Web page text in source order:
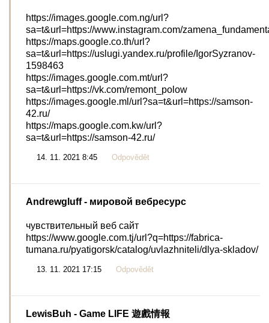
https://images.google.com.ng/url?
sa=t&url=https://www.instagram.com/
https://maps.google.co.th/url?
sa=t&url=https://uslugi.yandex.ru/profile/IgorSyzranov-
1598463
https://images.google.com.mt/url?
sa=t&url=https://vk.com/remont_polow
https://images.google.ml/url?sa=t&url=https://samson-
42.ru/
https://maps.google.com.kw/url?
sa=t&url=https://samson-42.ru/
14. 11. 2021 8:45 Odpovědět
Andrewgluff- мировой вебресурс
чувствительный веб сайт
https://www.google.com.tj/url?q=https://fabrica-
tumana.ru/pyatigorsk/catalog/uvlazhniteli/dlya-skladov/
13. 11. 2021 17:15 Odpovědět
LewisBuh - Game LIFE 遊戲情報